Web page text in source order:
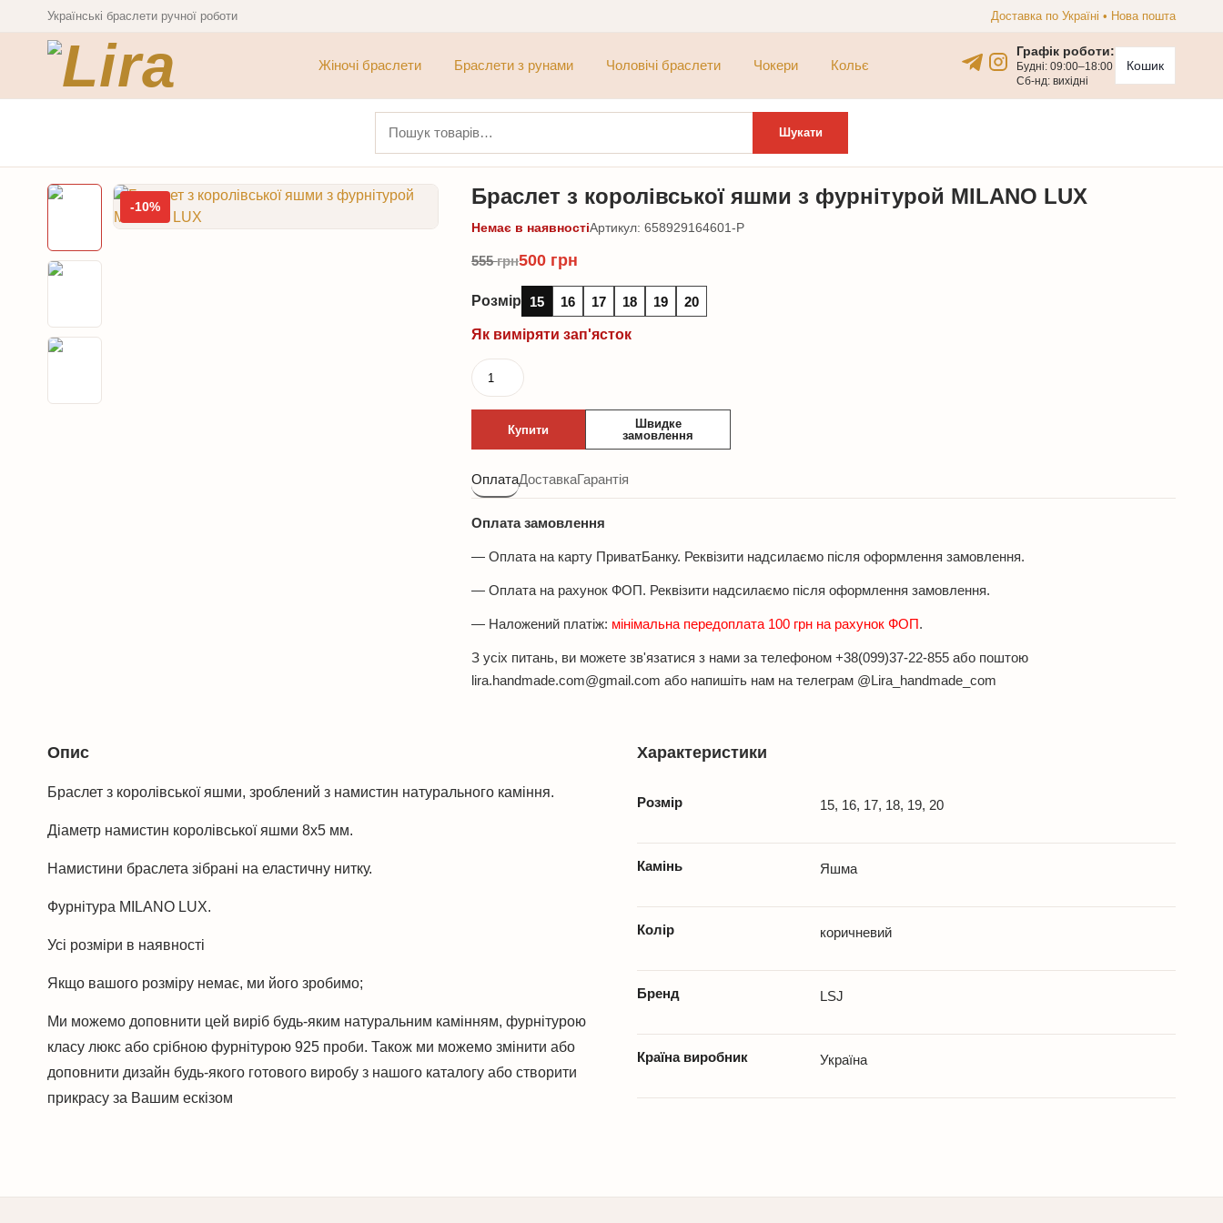
Українські браслети ручної роботи Доставка по Україні • Нова пошта
Жіночі браслети Браслети з рунами Чоловічі браслети Чокери Кольє
Графік роботи:
Будні: 09:00–18:00
Сб-нд: вихідні
Кошик
Шукати
Браслет з королівської яшми з фурнітурой MILANO LUX
Немає в наявностіАртикул: 658929164601-P
555грн500 грн
Розмір 15 16 17 18 19 20
Як виміряти зап'ясток
Браслет
з
королівської
яшми
фурнітурой
MILANO
LUX
Купити
Швидке
замовлення
ОплатаДоставкаГарантія
Оплата замовлення
— Оплата на карту ПриватБанку. Реквізити надсилаємо після оформлення замовлення.
— Оплата на рахунок ФОП. Реквізити надсилаємо після оформлення замовлення.
— Наложений платіж: мінімальна передоплата 100 грн на рахунок ФОП.
З усіх питань, ви можете зв'язатися з нами за телефоном +38(099)37-22-855 або поштою
lira.handmade.com@gmail.com або напишіть нам на телеграм @Lira_handmade_com
Опис
Браслет з королівської яшми, зроблений з намистин натурального каміння.
Діаметр намистин королівської яшми 8х5 мм.
Намистини браслета зібрані на еластичну нитку.
Фурнітура MILANO LUX.
Усі розміри в наявності
Якщо вашого розміру немає, ми його зробимо;
Ми можемо доповнити цей виріб будь-яким натуральним камінням, фурнітурою
класу люкс або срібною фурнітурою 925 проби. Також ми можемо змінити або
доповнити дизайн будь-якого готового виробу з нашого каталогу або створити
прикрасу за Вашим ескізом
Характеристики
Розмір 15, 16, 17, 18, 19, 20
Камінь Яшма
Колір коричневий
Бренд LSJ
Країна виробник Україна